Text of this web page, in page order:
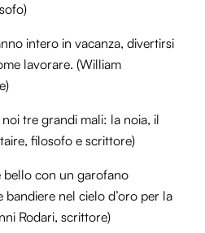
intero in vacanza, divertirsi
lavorare. (William
tre grandi mali: la noia, il
filosofo e scrittore)
bello con un garofano
bandiere nel cielo d’oro per la
Rodari, scrittore)